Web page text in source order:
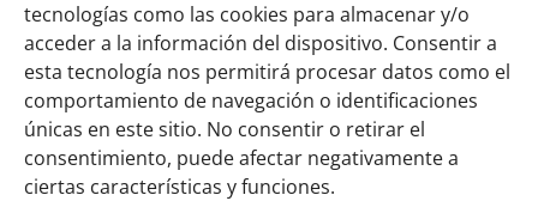
tecnologías como las cookies para almacenar y/o
acceder a la información del dispositivo. Consentir a
esta tecnología nos permitirá procesar datos como el
comportamiento de navegación o identificaciones
únicas en este sitio. No consentir o retirar el
consentimiento, puede afectar negativamente a
ciertas características y funciones.
Links
importantes
Sobre nosotros
Nuestra red
Misión y Visión